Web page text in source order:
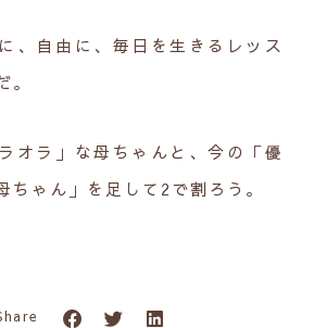
、自由に、毎日を生きるレッス
オラ」な母ちゃんと、今の「優
ちゃん」を足して2で割ろう。